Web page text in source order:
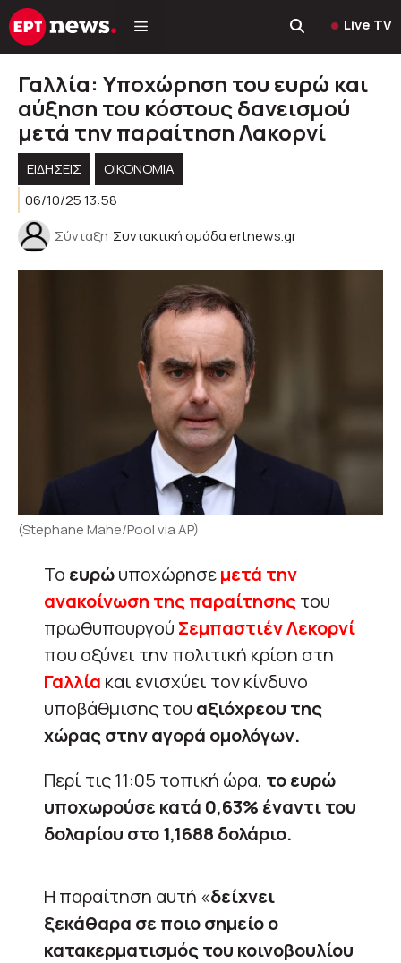
Μετάβαση
σε
Live TV
Γαλλία: Υποχώρηση του ευρώ και
αύξηση του κόστους δανεισμού
μετά την παραίτηση Λακορνί
ΕΙΔΗΣΕΙΣ
ΟΙΚΟΝΟΜΙΑ
06/10/25 13:58
Σύνταξη Συντακτική ομάδα ertnews.gr
(Stephane Mahe/Pool via AP)
Το ευρώυποχώρησεμετά την
ανακοίνωση της παραίτησηςτου
πρωθυπουργού Σεμπαστιέν Λεκορνί
που οξύνει την πολιτική κρίση στη
Γαλλία και ενισχύει τον κίνδυνο
υποβάθμισης του αξιόχρεου της
χώρας στην αγορά ομολόγων.
Περί τις 11:05 τοπική ώρα, το ευρώ
υποχωρούσε κατά 0,63% έναντι του
δολαρίου στο 1,1688 δολάριο.
Η παραίτηση αυτή «δείχνει
ξεκάθαρα σε ποιο σημείο ο
κατακερματισμός του κοινοβουλίου